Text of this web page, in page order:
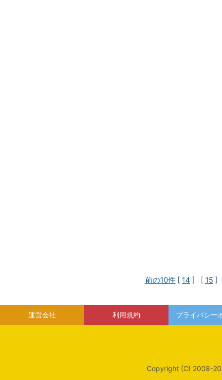
前の10件 [ 14 ] [ 15 ]
運営会社 利用規約 プライバシー
Copyright (C) 2008-